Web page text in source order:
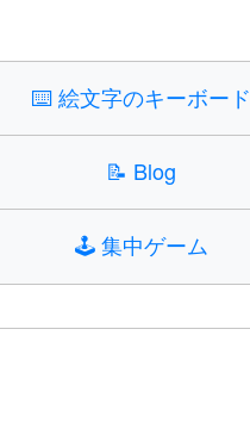
⌨️絵文字のキーボード
📝 Blog
🕹️集中ゲーム